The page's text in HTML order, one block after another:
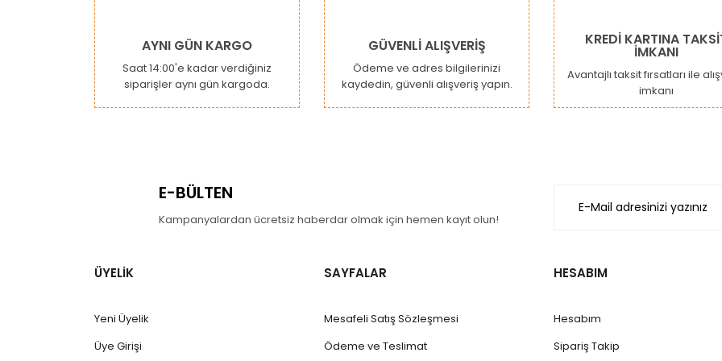
AYNI GÜN KARGO
Saat 14:00'e kadar verdiğiniz
siparişler aynı gün kargoda.
GÜVENLİ ALIŞVERİŞ
Ödeme ve adres bilgilerinizi
kaydedin, güvenli alışveriş yapın.
KREDİ KARTINA
İMKANI
Avantajlı taksit fırsatları ile
imkanı
E-BÜLTEN
Kampanyalardan ücretsiz haberdar olmak için hemen kayıt olun!
ÜYELİK
Yeni Üyelik
Üye Girişi
SAYFALAR
Mesafeli Satış Sözleşmesi
Ödeme ve Teslimat
HESABIM
Hesabım
Sipariş Takip